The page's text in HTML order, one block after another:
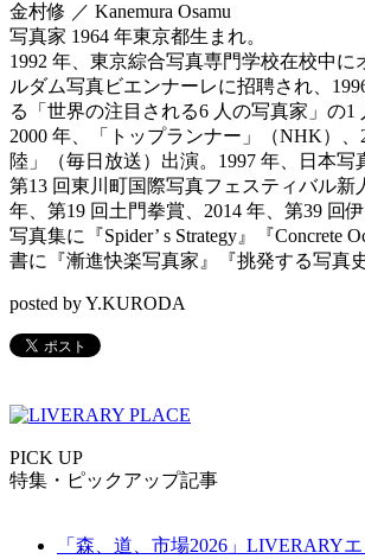
金村修 ／ Kanemura Osamu
写真家 1964 年東京都生まれ。
1992 年、東京綜合写真専門学校在校中に
ルダム写真ビエンナーレに招聘され、
る「世界の注目される6 人の写真家」の1
2000 年、「トップランナー」（NHK）、
陸」（毎日放送）出演。1997 年、日本写
第13 回東川町国際写真フェスティバル新
年、第19 回土門拳賞、2014 年、第39 回
写真集に『Spider’ s Strategy』『Concrete
書に『漸進快楽写真家』『挑発する写真
posted by Y.KURODA
PICK UP
特集・ピックアップ記事
「森、道、市場2026」LIVERARY